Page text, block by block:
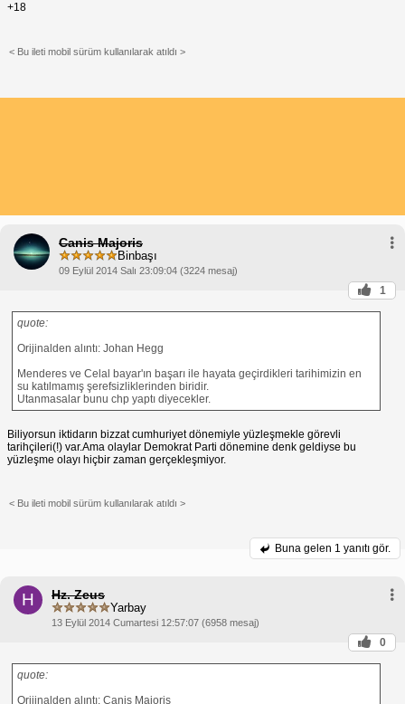
+18
< Bu ileti mobil sürüm kullanılarak atıldı >
Canis Majoris
Binbaşı
09 Eylül 2014 Salı 23:09:04 (3224 mesaj)
1
quote:
Orijinalden alıntı: Johan Hegg
Menderes ve Celal bayar'ın başarı ile hayata geçirdikleri tarihimizin en
su katılmamış şerefsizliklerinden biridir.
Utanmasalar bunu chp yaptı diyecekler.
Biliyorsun iktidarın bizzat cumhuriyet dönemiyle yüzleşmekle görevli
tarihçileri(!) var.Ama olaylar Demokrat Parti dönemine denk geldiyse bu
yüzleşme olayı hiçbir zaman gerçekleşmiyor.
< Bu ileti mobil sürüm kullanılarak atıldı >
Buna gelen 1 yanıtı gör.
H Hz. Zeus
Yarbay
13 Eylül 2014 Cumartesi 12:57:07 (6958 mesaj)
0
quote:
Orijinalden alıntı: Canis Majoris